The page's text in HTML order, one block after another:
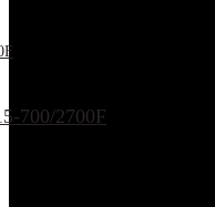
700/2700F